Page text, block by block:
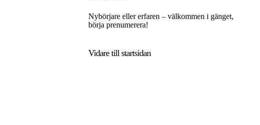
Nybörjare eller erfaren – välkommen i gänget,
börja prenumerera!
Vidare till startsidan